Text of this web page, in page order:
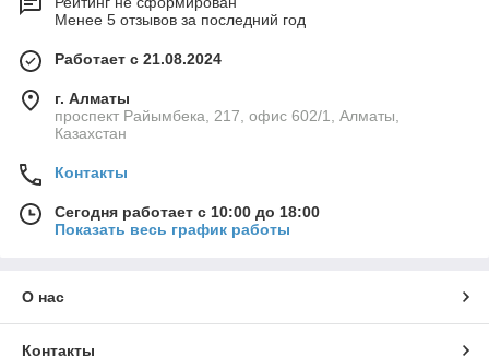
Менее 5 отзывов за последний год
Работает с 21.08.2024
г. Алматы
проспект Райымбека, 217, офис 602/1, Алматы,
Казахстан
Контакты
Сегодня работает с 10:00 до 18:00
Показать весь график работы
О нас
Контакты